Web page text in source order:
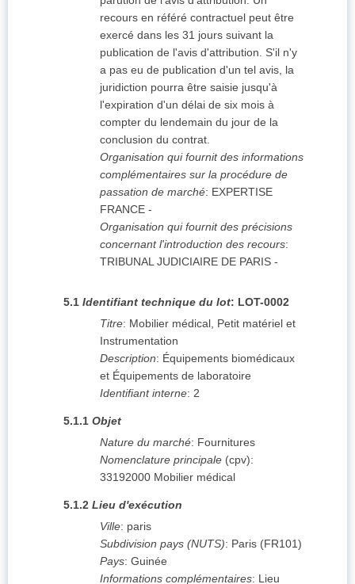
recours en référé contractuel peut être
exercé dans les 31 jours suivant la
publication de l'avis d'attribution. S'il n'y
a pas eu de publication d'un tel avis, la
juridiction pourra être saisie jusqu'à
l'expiration d'un délai de six mois à
compter du lendemain du jour de la
conclusion du contrat.
Organisation qui fournit des informations
complémentaires sur la procédure de
passation de marché: EXPERTISE
FRANCE -
Organisation qui fournit des précisions
concernant l'introduction des recours:
TRIBUNAL JUDICIAIRE DE PARIS -
5.1 Identifiant technique du lot: LOT-0002
Titre: Mobilier médical, Petit matériel et
Instrumentation
Description: Équipements biomédicaux
et Équipements de laboratoire
Identifiant interne: 2
5.1.1 Objet
Nature du marché: Fournitures
Nomenclature principale (cpv):
33192000 Mobilier médical
5.1.2 Lieu d'exécution
Ville: paris
Subdivision pays (NUTS): Paris (FR101)
Pays: Guinée
Informations complémentaires: Lieu